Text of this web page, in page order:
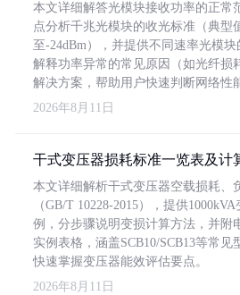
本文详细解答光模块接收功率的正常
点分析千兆光模块的收光标准（典型
至-24dBm），并提供不同速率光模
解释功率异常的常见原因（如光纤损
解决方案，帮助用户快速判断网络性
2026年8月11日
干式变压器损耗标准一览表及计
本文详细解析干式变压器空载损耗、
（GB/T 10228-2015），提供
例，分步骤说明变损计算方法，并附
实例表格，涵盖SCB10/SCB13等常见
快速掌握变压器能效评估要点。
2026年8月11日